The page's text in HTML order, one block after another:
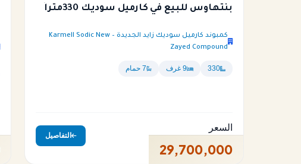
بنتهاوس للبيع في كارميل سوديك 330متراً
كمبوند كارميل سوديك زايد الجديدة – Karmell Sodic New
Zayed Compound
330 9 غرف 7 حمام
السعر
29,700,000
التفاصيل